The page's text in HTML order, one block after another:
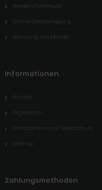
Wiederrufsformular
Online-Streitbeilegung
Nennung von Marken
Informationen
Kontakt
Impressum
Privatsphäre und Datenschutz
Sitemap
Zahlungsmethoden